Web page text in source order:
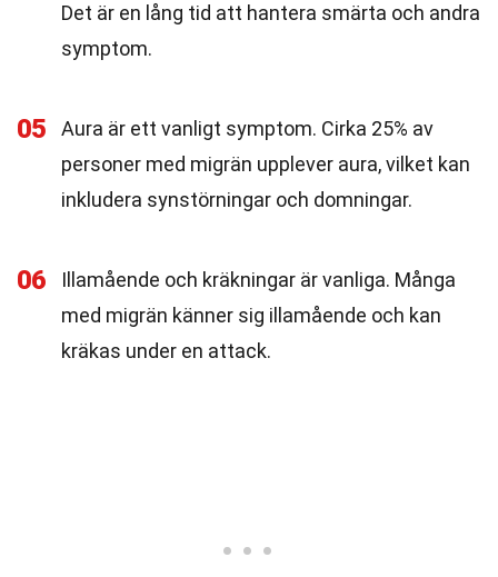
Det är en lång tid att hantera smärta och andra
symptom.
05
Aura är ett vanligt symptom. Cirka 25% av
personer med migrän upplever aura, vilket kan
inkludera synstörningar och domningar.
06
Illamående och kräkningar är vanliga. Många
med migrän känner sig illamående och kan
kräkas under en attack.